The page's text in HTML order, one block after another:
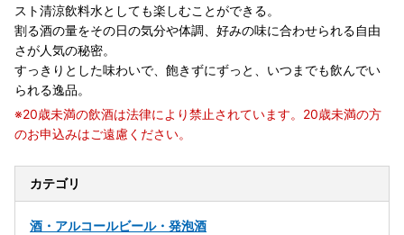
スト清涼飲料水としても楽しむことができる。
割る酒の量をその日の気分や体調、好みの味に合わせられる自由
さが人気の秘密。
すっきりとした味わいで、飽きずにずっと、いつまでも飲んでい
られる逸品。
※20歳未満の飲酒は法律により禁止されています。20歳未満の方
のお申込みはご遠慮ください。
カテゴリ
酒・アルコールビール・発泡酒